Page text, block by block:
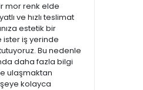
mor renk elde
ve hızlı teslimat
estetik bir
ister iş yerinde
Bu nedenle
daha fazla bilgi
ulaşmaktan
kolayca